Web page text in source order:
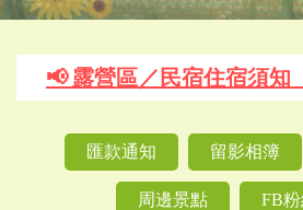
📢 露營區／民宿住宿須知
匯款通知 留影相簿
周邊景點 FB